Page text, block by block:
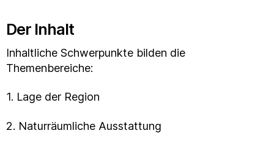
Der Inhalt
Inhaltliche Schwerpunkte bilden die
Themenbereiche:
1. Lage der Region
2. Naturräumliche Ausstattung